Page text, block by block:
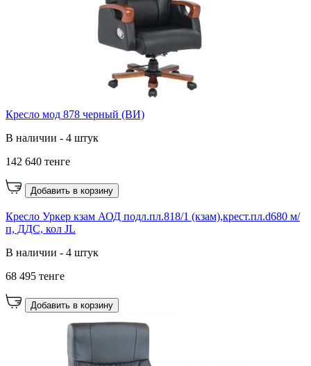
Кресло мод 878 черный (ВИ)
В наличии - 4 штук
142 640 тенге
Добавить в корзину
Кресло Уркер кзам АОД подл.пл.818/1 (кзам),крест.пл.d680 м/
п, ДДС, кол JL
В наличии - 4 штук
68 495 тенге
Добавить в корзину